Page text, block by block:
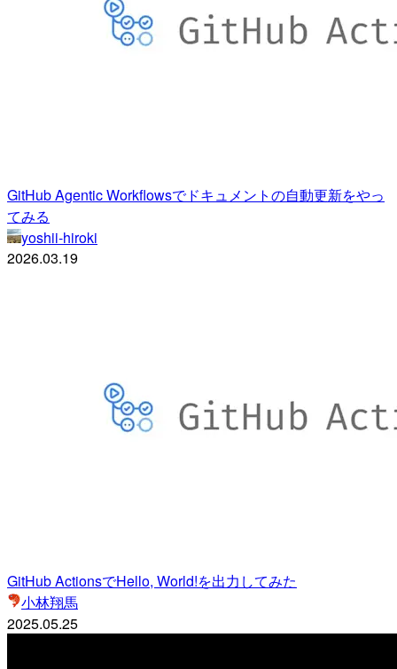
GitHub Agentic Workflowsでドキュメントの自動更新をやっ
てみる
yoshii-hiroki
2026.03.19
GitHub ActionsでHello, World!を出力してみた
小林翔馬
2025.05.25